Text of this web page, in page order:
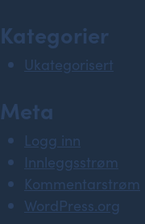
Kategorier
Ukategorisert
Meta
Logg inn
Innleggsstrøm
Kommentarstrøm
WordPress.org